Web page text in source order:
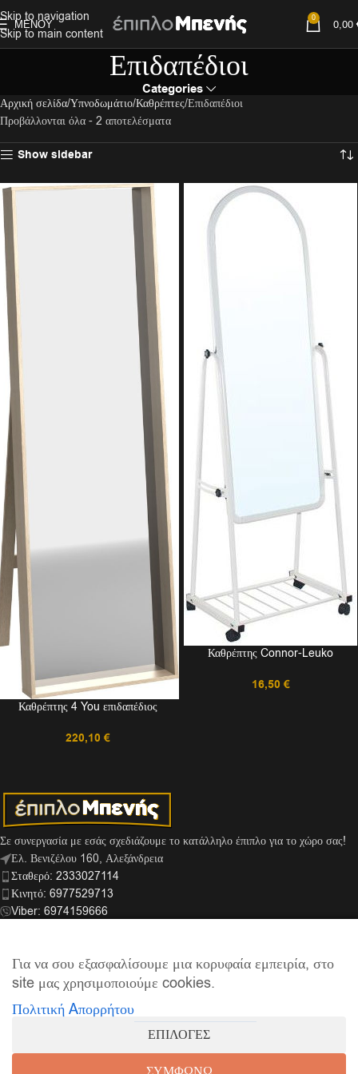
Skip to navigation
Skip to main content
ΜΕΝΟΎ 0 0,00
Επιδαπέδιοι
Categories
Αρχική σελίδα Υπνοδωμάτιο Καθρέπτες Επιδαπέδιοι
Προβάλλονται όλα - 2 αποτελέσματα
Show sidebar
Καθρέπτης 4 You επιδαπέδιος
220,10 €
Καθρέπτης Connor-Leuko
16,50 €
Σε συνεργασία με εσάς σχεδιάζουμε το κατάλληλο έπιπλο για το χώρο σας!
Ελ. Βενιζέλου 160, Αλεξάνδρεια
Σταθερό: 2333027114
Κινητό: 6977529713
Viber: 6974159666
ΣΎΝΔΕΣΜΟΙ
ΠΛΗΡΟΦΟΡΊΕΣ
Έπιπλο Μπενής| Supported by
Για να σου εξασφαλίσουμε μια κορυφαία εμπειρία, στο
site μας χρησιμοποιούμε cookies.
Πολιτική Aπορρήτου
ΕΠΙΛΟΓΕΣ